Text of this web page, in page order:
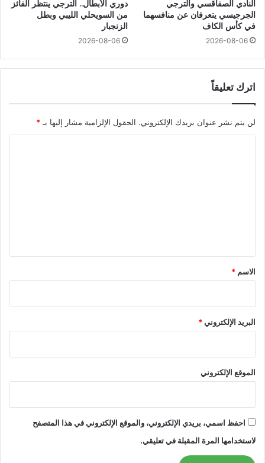
النادي الصفاقسي والترجي
الجرجيسي يتعرفان عن منافسهما
في كأس الكاف
2026-08-06
دوري الأبطال.. الترجي ينتظر الفائز
من السويحلي الليبي وبطل
الزنجبار
2026-08-06
اترك تعليقاً
لن يتم نشر عنوان بريدك الإلكتروني. الحقول الإلزامية مشار إليها بـ *
*
الاسم *
البريد الإلكتروني*
الموقع الإلكتروني
احفظ اسمي، بريدي الإلكتروني، والموقع الإلكتروني في هذا المتصفح
لاستخدامها المرة المقبلة في تعليقي.